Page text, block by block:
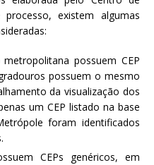
existem algumas
possuem CEP
possuem o mesmo
da visualização dos
um CEP listado na base
foram identificados
CEPs genéricos, em